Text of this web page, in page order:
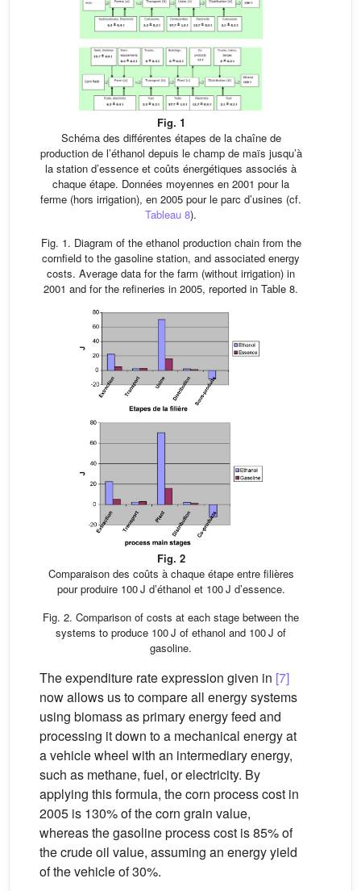
Fig. 1
Schéma des différentes étapes de la chaîne de
production de l’éthanol depuis le champ de maïs jusqu’à
la station d’essence et coûts énergétiques associés à
chaque étape. Données moyennes en 2001 pour la
ferme (hors irrigation), en 2005 pour le parc d’usines (cf.
Tableau 8).
Fig. 1. Diagram of the ethanol production chain from the
cornfield to the gasoline station, and associated energy
costs. Average data for the farm (without irrigation) in
2001 and for the refineries in 2005, reported in Table 8.
Fig. 2
Comparaison des coûts à chaque étape entre filières
pour produire 100 J d’éthanol et 100 J d’essence.
Fig. 2. Comparison of costs at each stage between the
systems to produce 100 J of ethanol and 100 J of
gasoline.
The expenditure rate expression given in [7]
now allows us to compare all energy systems
using biomass as primary energy feed and
processing it down to a mechanical energy at
a vehicle wheel with an intermediary energy,
such as methane, fuel, or electricity. By
applying this formula, the corn process cost in
2005 is 130% of the corn grain value,
whereas the gasoline process cost is 85% of
the crude oil value, assuming an energy yield
of the vehicle of 30%.